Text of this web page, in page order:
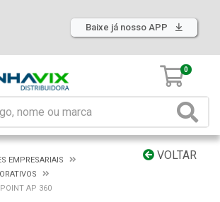
Baixe já nosso APP
0
VOLTAR
EMPRESARIAIS
POINT AP 360